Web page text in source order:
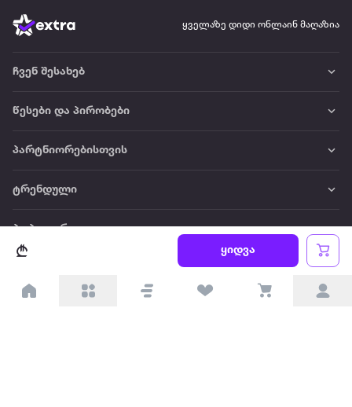
ყიდვა
ყველაზე დიდი ონლაინ მაღაზია
ჩვენ შესახებ
წესები და პირობები
პარტნიორებისთვის
ტრენდული
პოპულარული